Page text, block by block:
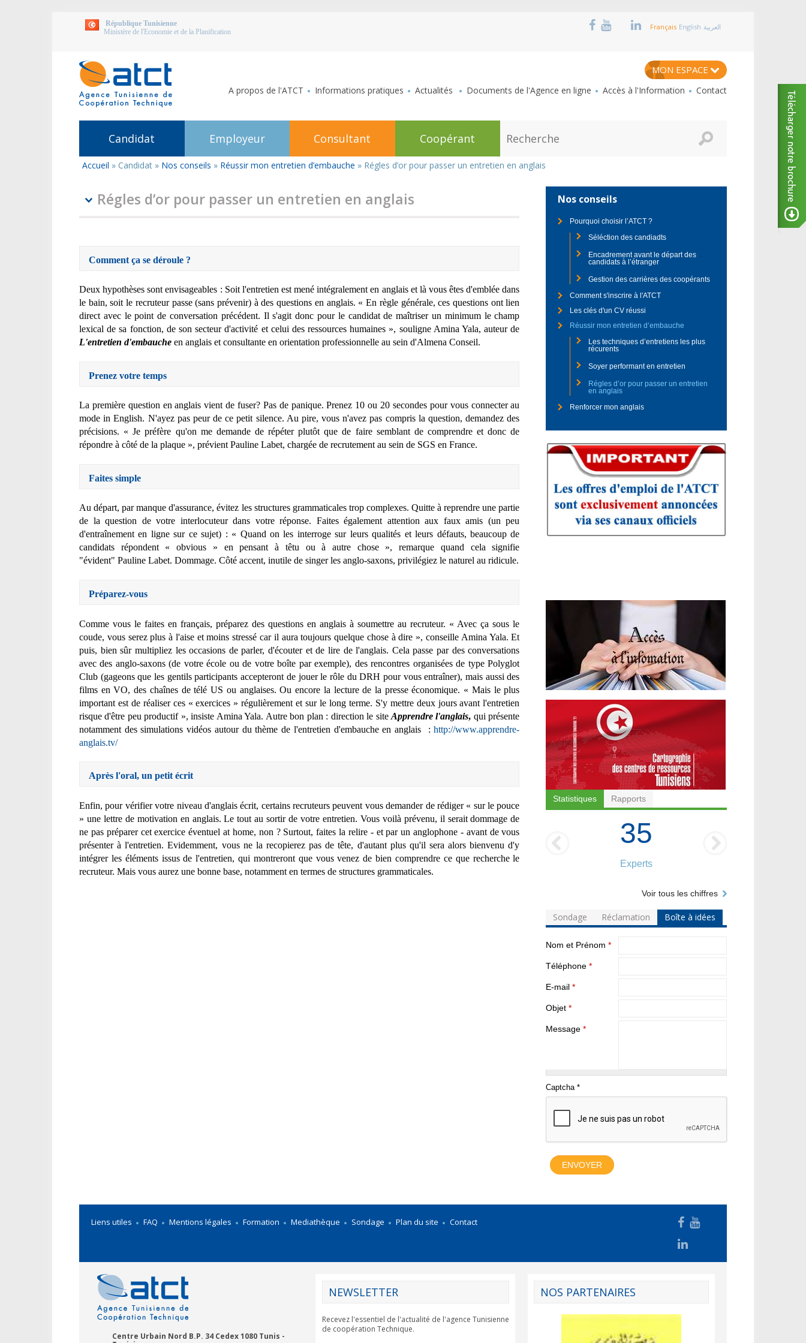
République Tunisienne
Ministère de l'Economie et de la Planification
Français English العربية
MON ESPACE
A propos de l'ATCT Informations pratiques Actualités Documents de l'Agence en ligne Accès à l'Information Contact
Candidat Employeur Consultant Coopérant e
e
Vous
Accueil » Candidat » Nos conseils » Réussir mon entretien d’embauche » Régles d’or pour passer un entretien en anglais
Régles d’or pour passer un entretien en anglais
Comment ça se déroule ?
Deux hypothèses sont envisageables : Soit l'entretien est mené intégralement en anglais et là vous êtes d'emblée dans
le bain, soit le recruteur passe (sans prévenir) à des questions en anglais. « En règle générale, ces questions ont lien
direct avec le point de conversation précédent. Il s'agit donc pour le candidat de maîtriser un minimum le champ
lexical de sa fonction, de son secteur d'activité et celui des ressources humaines », souligne Amina Yala, auteur de
L'entretien d'embauche en anglais et consultante en orientation professionnelle au sein d'Almena Conseil.
Prenez votre temps
La première question en anglais vient de fuser? Pas de panique. Prenez 10 ou 20 secondes pour vous connecter au
mode in English. N'ayez pas peur de ce petit silence. Au pire, vous n'avez pas compris la question, demandez des
précisions. « Je préfère qu'on me demande de répéter plutôt que de faire semblant de comprendre et donc de
répondre à côté de la plaque », prévient Pauline Labet, chargée de recrutement au sein de SGS en France.
Faites simple
Au départ, par manque d'assurance, évitez les structures grammaticales trop complexes. Quitte à reprendre une partie
de la question de votre interlocuteur dans votre réponse. Faites également attention aux faux amis (un peu
d'entraînement en ligne sur ce sujet) : « Quand on les interroge sur leurs qualités et leurs défauts, beaucoup de
candidats répondent « obvious » en pensant à têtu ou à autre chose », remarque quand cela signifie
"évident" Pauline Labet. Dommage. Côté accent, inutile de singer les anglo-saxons, privilégiez le naturel au ridicule.
Préparez-vous
Comme vous le faites en français, préparez des questions en anglais à soumettre au recruteur. « Avec ça sous le
coude, vous serez plus à l'aise et moins stressé car il aura toujours quelque chose à dire », conseille Amina Yala. Et
puis, bien sûr multipliez les occasions de parler, d'écouter et de lire de l'anglais. Cela passe par des conversations
avec des anglo-saxons (de votre école ou de votre boîte par exemple), des rencontres organisées de type Polyglot
Club (gageons que les gentils participants accepteront de jouer le rôle du DRH pour vous entraîner), mais aussi des
films en VO, des chaînes de télé US ou anglaises. Ou encore la lecture de la presse économique. « Mais le plus
important est de réaliser ces « exercices » régulièrement et sur le long terme. S'y mettre deux jours avant l'entretien
risque d'être peu productif », insiste Amina Yala. Autre bon plan : direction le site Apprendre l'anglais, qui présente
notamment des simulations vidéos autour du thème de l'entretien d'embauche en anglais :http://www.apprendre-
anglais.tv/
Après l'oral, un petit écrit
Enfin, pour vérifier votre niveau d'anglais écrit, certains recruteurs peuvent vous demander de rédiger « sur le pouce
» une lettre de motivation en anglais. Le tout au sortir de votre entretien. Vous voilà prévenu, il serait dommage de
ne pas préparer cet exercice éventuel at home, non ? Surtout, faites la relire - et par un anglophone - avant de vous
présenter à l'entretien. Evidemment, vous ne la recopierez pas de tête, d'autant plus qu'il sera alors bienvenu d'y
intégrer les éléments issus de l'entretien, qui montreront que vous venez de bien comprendre ce que recherche le
recruteur. Mais vous aurez une bonne base, notamment en termes de structures grammaticales.
Nos conseils
Pourquoi choisir l’ATCT ?
Séléction des candiadts
Encadrement avant le départ des
candidats à l’étranger
Gestion des carrières des coopérants
Comment s'inscrire à l'ATCT
Les clés d'un CV réussi
Réussir mon entretien d’embauche
Les techniques d’entretiens les plus
récurents
Soyer performant en entretien
Régles d’or pour passer un entretien
en anglais
Renforcer mon anglais
Statistiques Rapports
35
Experts
Voir tous les chiffres
Sondage Réclamation Boîte à idées
Nom et Prénom *
Téléphone *
E-mail *
Objet *
Message *
Liens utiles FAQ Mentions légales Formation Mediathèque Sondage Plan du site Contact
NOS PARTENAIRES
Centre Urbain Nord B.P. 34 Cedex 1080 Tunis -
NEWSLETTER
Recevez l'essentiel de l'actualité de l'agence Tunisienne
de coopération Technique.